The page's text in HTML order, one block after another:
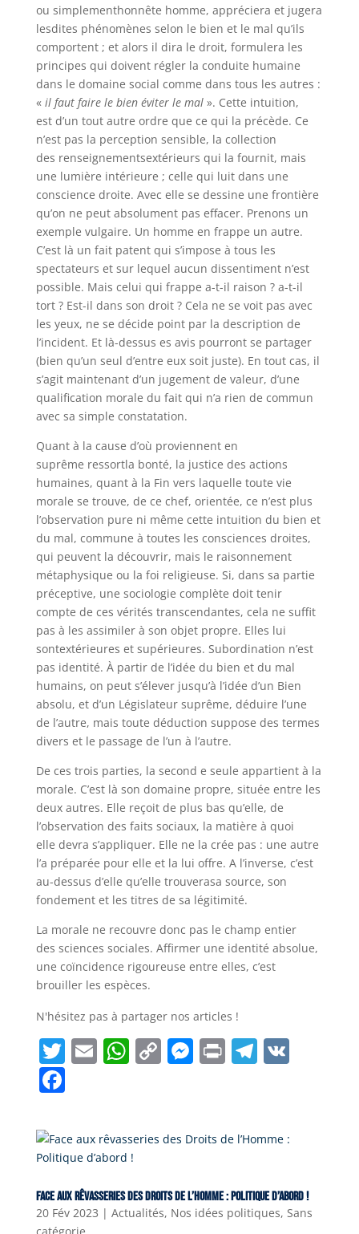
ou simplementhonnête homme, appréciera et jugera
lesdites phénomènes selon le bien et le mal qu’ils
comportent ; et alors il dira le droit, formulera les
principes qui doivent régler la conduite humaine
dans le domaine social comme dans tous les autres :
« il faut faire le bien éviter le mal». Cette intuition,
est d’un tout autre ordre que ce qui la précède. Ce
n’est pas la perception sensible, la collection
des renseignementsextérieurs qui la fournit, mais
une lumière intérieure ; celle qui luit dans une
conscience droite. Avec elle se dessine une frontière
qu’on ne peut absolument pas effacer. Prenons un
exemple vulgaire. Un homme en frappe un autre.
C’est là un fait patent qui s’impose à tous les
spectateurs et sur lequel aucun dissentiment n’est
possible. Mais celui qui frappe a-t-il raison ? a-t-il
tort ? Est-il dans son droit ? Cela ne se voit pas avec
les yeux, ne se décide point par la description de
l’incident. Et là-dessus es avis pourront se partager
(bien qu’un seul d’entre eux soit juste). En tout cas, il
s’agit maintenant d’un jugement de valeur, d’une
qualification morale du fait qui n’a rien de commun
avec sa simple constatation.
Quant à la cause d’où proviennent en
suprême ressortla bonté, la justice des actions
humaines, quant à la Fin vers laquelle toute vie
morale se trouve, de ce chef, orientée, ce n’est plus
l’observation pure ni même cette intuition du bien et
du mal, commune à toutes les consciences droites,
qui peuvent la découvrir, mais le raisonnement
métaphysique ou la foi religieuse. Si, dans sa partie
préceptive, une sociologie complète doit tenir
compte de ces vérités transcendantes, cela ne suffit
pas à les assimiler à son objet propre. Elles lui
sontextérieures et supérieures. Subordination n’est
pas identité. À partir de l’idée du bien et du mal
humains, on peut s’élever jusqu’à l’idée d’un Bien
absolu, et d’un Législateur suprême, déduire l’une
de l’autre, mais toute déduction suppose des termes
divers et le passage de l’un à l’autre.
De ces trois parties, la second e seule appartient à la
morale. C’est là son domaine propre, située entre les
deux autres. Elle reçoit de plus bas qu’elle, de
l’observation des faits sociaux, la matière à quoi
elle devra s’appliquer. Elle ne la crée pas : une autre
l’a préparée pour elle et la lui offre. A l’inverse, c’est
au-dessus d’elle qu’elle trouverasa source, son
fondement et les titres de sa légitimité.
La morale ne recouvre donc pas le champ entier
des sciences sociales. Affirmer une identité absolue,
une coïncidence rigoureuse entre elles, c’est
brouiller les espèces.
N'hésitez pas à partager nos articles !
T
w
itt
er
E
l
W
s
A
p
C
y
Li
k
M
e
n
er
PrT
gr
a
V
F
c
e
b
o
Face aux rêvasseries des Droits de l’Homme : Politique d’abord !
20 Fév 2023 | Actualités, Nos idées politiques, Sans